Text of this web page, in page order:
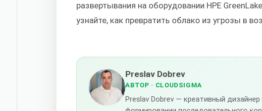
развертывания на оборудовании HPE
узнайте, как превратить облако из угрозы в
Preslav Dobrev
АВТОР · CLOUDSIGMA
Preslav Dobrev — креативный